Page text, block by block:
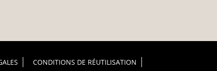
CONDITIONS DE RÉUTILISATION